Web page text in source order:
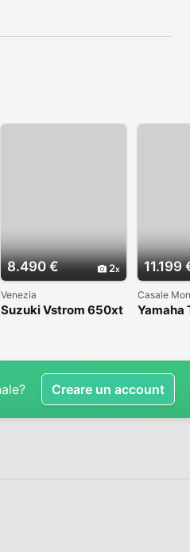
8.490 € 2
Venezia
Suzuki Vstrom 650xt
11.199
Casale
Yamaha
Creare un account